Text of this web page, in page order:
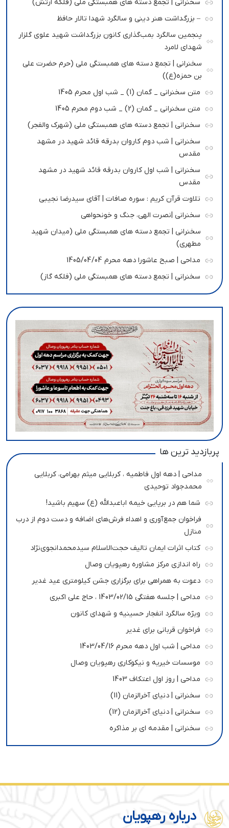
سخنرانی | تجمع دسته های همبستگی ملی (فلکه ارتش)
– بزرگداشت هنر دینی و سالگرد شهدا تالار حافظ
پنجمین سالگرد بمب‌گذاری کانون بزرگداشت شهید علوی گلزار
شهدای لامرد
سخنرانی | تجمع دسته های همبستگی ملی (حرم حضرت علی
بن حمزه(ع))
متن سخنرانی _ گمان (1) _ شب اول محرم 1405
متن سخنرانی _ گمان (2) _ شب دوم محرم 1405
سخنرانی | تجمع دسته های همبستگی ملی (شهرک والفجر)
سخنرانی | شب دوم کاروان بدرقه قائد شهید در مشهد
مقدس
سخنرانی | شب اول کاروان بدرقه قائد شهید در مشهد
مقدس
تلاوت قرآن کریم : سوره صافات | آقای سیدرضا نجیبی
سخنرانی |نصرت الهی، جنگ و خونحواهی
سخنرانی | تجمع دسته های همبستگی ملی (میدان شهید
مطهری)
مداحی | صبح عاشورا دهه محرم 1405/04/04
سخنرانی | تجمع دسته های همبستگی ملی (فلکه گاز)
پربازدید ترین ها
مداحی | دهه اول فاطمیه ، کربلایی میثم بهرامی، کربلایی
محمدجواد توحیدی
شما هم در برپایی خیمه اباعبدالله (ع) سهیم باشید!
فراخوان جمع‌آوری و اهداء فرش‌های اضافه و دست دوم از درب
منازل
کتاب اثرات ایمان تالیف حجت‌الاسلام سیدمحمدانجوی‌نژاد
راه اندازی مرکز مشاوره رهپویان وصال
دعوت به همراهی برای برگزاری جشن کیلومتری عید غدیر
مداحی | جلسه هفتگی 1403/02/15 ، حاج علی اکبری
ویژه سالگرد انفجار حسینیه و شهدای کانون
فراخوان قربانی برای غدیر
مداحی | شب اول دهه محرم 1403/04/16
موسسات خیریه و نیکوکاری رهپویان وصال
مداحی | روز اول اعتکاف 1403
سخنرانی | دنیای آخرالزمان (11)
سخنرانی | دنیای آخرالزمان (12)
سخنرانی | مقدمه ای بر مذاکره
درباره رهپویان